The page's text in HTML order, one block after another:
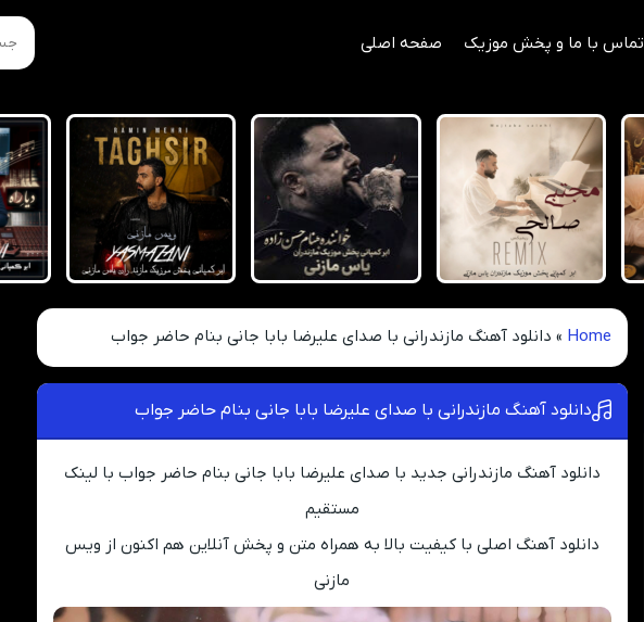
تماس با ما و پخش موزیک صفحه اصلی
Home
» دانلود آهنگ مازندرانی با صدای علیرضا بابا جانی بنام حاضر جواب
دانلود آهنگ مازندرانی با صدای علیرضا بابا جانی بنام حاضر جواب
دانلود آهنگ مازندرانی جدید با صدای علیرضا بابا جانی بنام حاضر جواب با لینک
مستقیم
دانلود آهنگ اصلی با کیفیت بالا به همراه متن و پخش آنلاین هم اکنون از ویس
مازنی